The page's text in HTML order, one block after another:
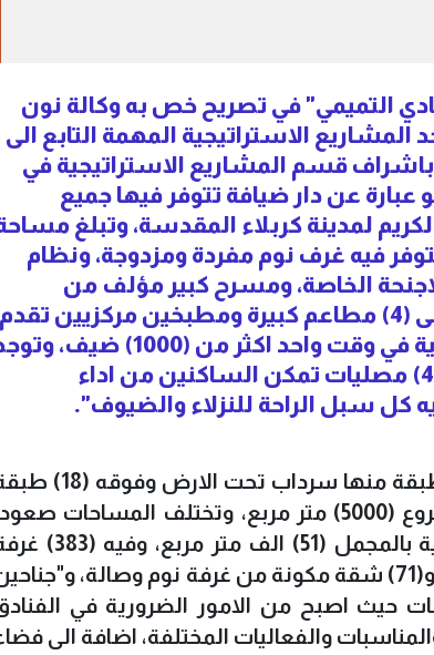
التميمي" في تصريح خص به وكالة نون
المشاريع الاستراتيجية المهمة التابع الى
باشراف قسم المشاريع الاستراتيجية في
عن دار ضيافة تتوفر فيها جميع
لمدينة كربلاء المقدسة، وتبلغ
الف متر مربع، وتتوفر فيه غرف نوم مفردة ومزدوجة، ونظام
الخاصة، ومسرح كبير مؤلف من
طبقتين يتسع الى (480) شخص، ويحتوي ايضا على (4) مطاعم كبيرة ومطبخين مركزيين تقدم
خدماتها للنزلاء والضيوف، وطاقة الدار الاستيعابية في وقت واحد اكثر من (1000)
فيه صالة العاب رياضية (الجم)، وكذلك توجد فيه (4) مصليات تمكن الساكنين من اداء
كل سبل الراحة للنزلاء والضيوف".
واضاف "التميمي" قائلا ان" المشروع مكون من (19) طبقة منها سرداب تحت الارض
سكنية، مساحة الطبقة الواحدة تبلغ في بداية المشروع (5000) متر مربع، وتختلف المساحات صعودا
الى اقل منها بقليل، وتتجاوز مساحة المشروع البنائية بالمجمل (51) الف متر مربع،
مفردة، و(46) جناح مكون من غرفتين وقاطع وسطي، و(71) شقة مكونة من غرفة نوم وصالة،
يضم (5) قاعات اجتماعات حيث اصبح من الامور الضرورية في
والفعاليات المختلفة، اضافة الى